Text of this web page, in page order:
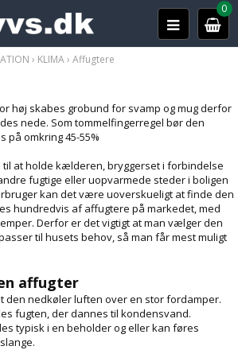
0
› KLIMA› Affugtere
høj skabes grobund for svamp og mug derfor
nede. Som tommelfingerregel bør den
på omkring 45-55%
at holde kælderen, bryggerset i forbindelse
fugtige eller uopvarmede steder i boligen
kan det være uoverskueligt at finde den
hundredvis af affugtere på markedet, med
Derfor er det vigtigt at man vælger den
til husets behov, så man får mest muligt
affugter
den nedkøler luften over en stor fordamper.
fugten, der dannes til kondensvand.
typisk i en beholder og eller kan føres